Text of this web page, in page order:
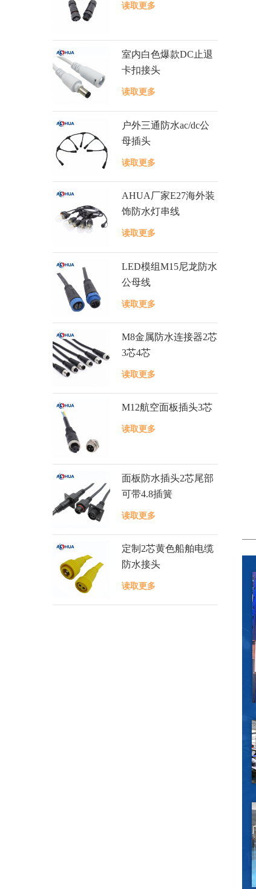
读取更多
室内白色爆款DC止退
卡扣接头
读取更多
户外三通防水ac/dc公
母插头
读取更多
AHUA厂家E27海外装
饰防水灯串线
读取更多
LED模组M15尼龙防水
公母线
读取更多
M8金属防水连接器2芯
3芯4芯
读取更多
M12航空面板插头3芯
读取更多
面板防水插头2芯尾部
可带4.8插簧
读取更多
定制2芯黄色船舶电缆
防水接头
读取更多